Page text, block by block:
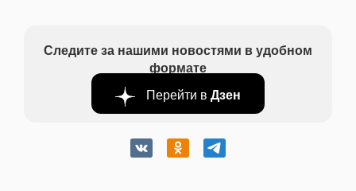
Следите за нашими новостями в удобном
формате
Перейти в Дзен